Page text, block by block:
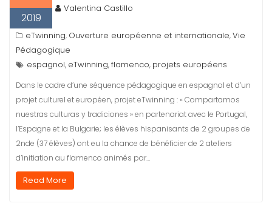
2019
Valentina Castillo
eTwinning, Ouverture européenne et internationale,Vie
Pédagogique
espagnol, eTwinning,flamenco, projets européens
Dans le cadre d’une séquence pédagogique en espagnol et d’un
projet culturel et européen, projet eTwinning : « Compartamos
nuestras culturas y tradiciones » en partenariat avec le Portugal,
l’Espagne et la Bulgarie; les élèves hispanisants de 2 groupes de
2nde (37 élèves) ont eu la chance de bénéficier de 2 ateliers
d’initiation au flamenco animés par…
Read More